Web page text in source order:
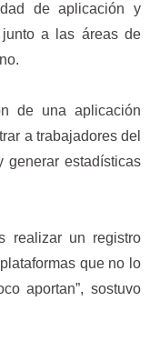
de aplicación y
junto a las áreas de
de una aplicación
a trabajadores del
generar estadísticas
realizar un registro
que no lo
aportan”, sostuvo